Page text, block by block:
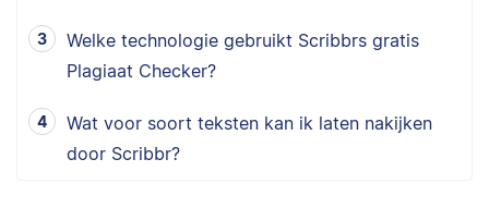
Welke technologie gebruikt Scribbrs gratis
Plagiaat Checker?
Wat voor soort teksten kan ik laten nakijken
door Scribbr?